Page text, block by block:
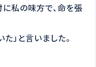
に私の味方で、命を張
」と言いました。